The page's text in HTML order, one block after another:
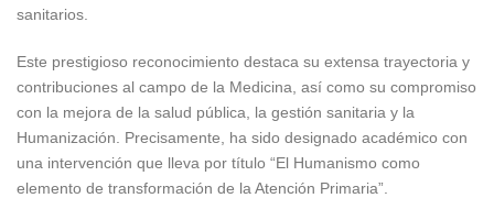
sanitarios.
Este prestigioso reconocimiento destaca su extensa trayectoria y
contribuciones al campo de la Medicina, así como su compromiso
con la mejora de la salud pública, la gestión sanitaria y la
Humanización. Precisamente, ha sido designado académico con
una intervención que lleva por título “El Humanismo como
elemento de transformación de la Atención Primaria”.